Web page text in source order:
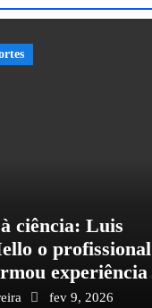
ciência: Luis
o profissional
experiência
e impacto
fev 9, 2026